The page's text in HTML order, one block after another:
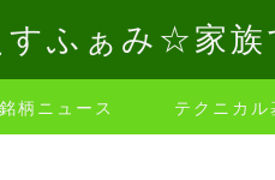
すふぁみ☆家族
銘柄ニュース テクニカル